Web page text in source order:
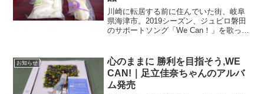
川崎に転居する前に住んでいた街、岐阜
県海津市。2019シーズン、ジュビロ磐田
のサポートソング「We Can！」を歌って
にしみる歌詞だな。「ここからが僕たち
の本気さ 繋げ...
お知らせ
心のままに 勝利を目指そう,WE
CAN!｜足立佳奈ちゃんのアルバ
ム発売